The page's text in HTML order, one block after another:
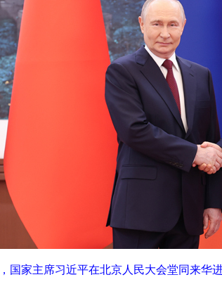
国家主席习近平在北京人民大会堂同来华